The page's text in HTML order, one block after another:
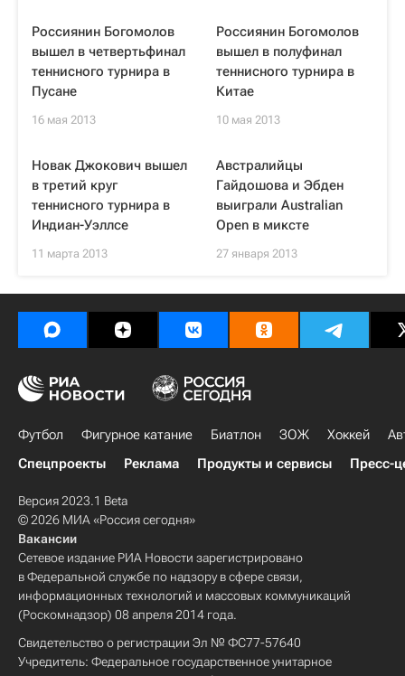
Россиянин Богомолов
вышел в четвертьфинал
теннисного турнира в
Пусане
16 мая 2013
Россиянин Богомолов
вышел в полуфинал
теннисного турнира в
Китае
10 мая 2013
Новак Джокович вышел
в третий круг
теннисного турнира в
Индиан-Уэллсе
11 марта 2013
Австралийцы
Гайдошова и Эбден
выиграли Australian
Open в миксте
27 января 2013
Футбол Фигурное катание Биатлон ЗОЖ Хоккей
Спецпроекты
Реклама Продукты и сервисы Пресс-
Версия 2023.1 Beta
© 2026 МИА «Россия сегодня»
Вакансии
Сетевое издание РИА Новости зарегистрировано
в Федеральной службе по надзору в сфере связи,
информационных технологий и массовых коммуникаций
(Роскомнадзор) 08 апреля 2014 года.
Свидетельство о регистрации Эл № ФС77-57640
Учредитель: Федеральное государственное унитарное